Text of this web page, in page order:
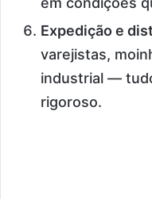
Expedição e
varejistas,
industrial —
rigoroso.